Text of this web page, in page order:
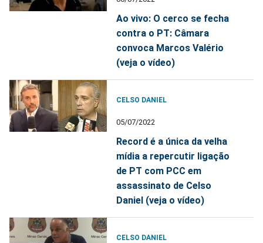
Ao vivo: O cerco se fecha
contra o PT: Câmara
convoca Marcos Valério
(veja o vídeo)
CELSO DANIEL
05/07/2022
Record é a única da velha
mídia a repercutir ligação
de PT com PCC em
assassinato de Celso
Daniel (veja o vídeo)
CELSO DANIEL